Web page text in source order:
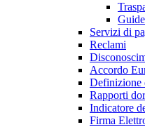
Servizi di
Reclami
Accordo
Definizione
Rapporti
Indicatore
Firma